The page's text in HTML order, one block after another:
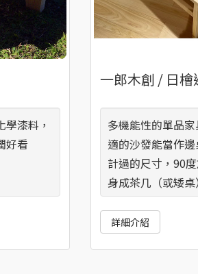
漆料，
好看
一郎木創 / 日檜
多機能性的單品
適的沙發能當作
計過的尺寸，90
身成茶几（或矮
是坐具（凳子或
詳細介紹